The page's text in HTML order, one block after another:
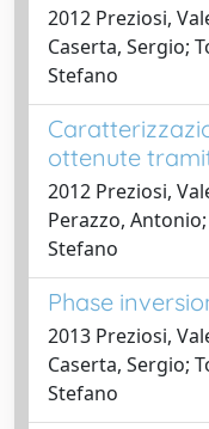
2012 Preziosi,
Caserta, Sergio;
Stefano
ottenute
2012 Preziosi,
Perazzo,
Stefano
Phase
2013 Preziosi,
Caserta, Sergio;
Stefano